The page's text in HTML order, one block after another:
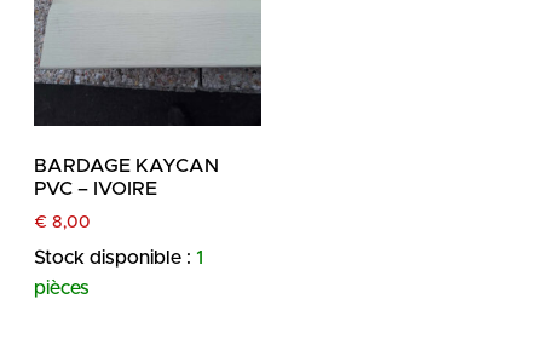
BARDAGE KAYCAN
PVC – IVOIRE
€ 8,00
Stock disponible : 1
pièces